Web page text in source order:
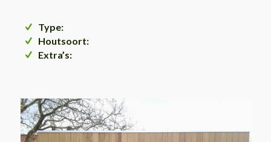
Type:
Houtsoort:
Extra’s: